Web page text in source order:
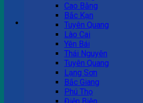
0983 863 488
Giỏ hàng
Chưa có sản phẩm trong giỏ hàng.
Cao Bằng
Bắc Kạn
Tuyên Quang
Lào Cai
Yên Bái
Thái Nguyên
Tuyên Quang
Lạng Sơn
Bắc Giang
Phú Thọ